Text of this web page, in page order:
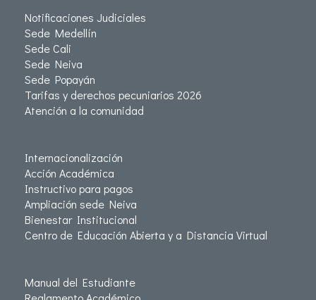
Notificaciones Judiciales
Sede Medellín
Sede Cali
Sede Neiva
Sede Popayán
Tarifas y derechos pecuniarios 2026
Atención a la comunidad
Internacionalización
Acción Académica
Instructivo para pagos
Ampliación sede Neiva
Bienestar Institucional
Centro de Educación Abierta y a Distancia Virtual
Manual del Estudiante